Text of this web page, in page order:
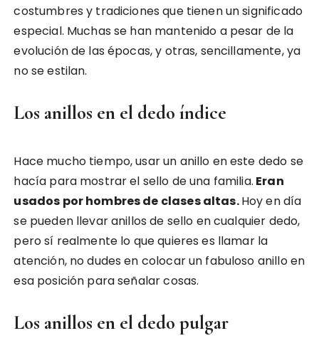
costumbres y tradiciones que tienen un significado
especial. Muchas se han mantenido a pesar de la
evolución de las épocas, y otras, sencillamente, ya
no se estilan.
Los anillos en el dedo índice
Hace mucho tiempo, usar un anillo en este dedo se
hacía para mostrar el sello de una familia. Eran
usados por hombres de clases altas.Hoy en día
se pueden llevar anillos de sello en cualquier dedo,
pero sí realmente lo que quieres es llamar la
atención, no dudes en colocar un fabuloso anillo en
esa posición para señalar cosas.
Los anillos en el dedo pulgar